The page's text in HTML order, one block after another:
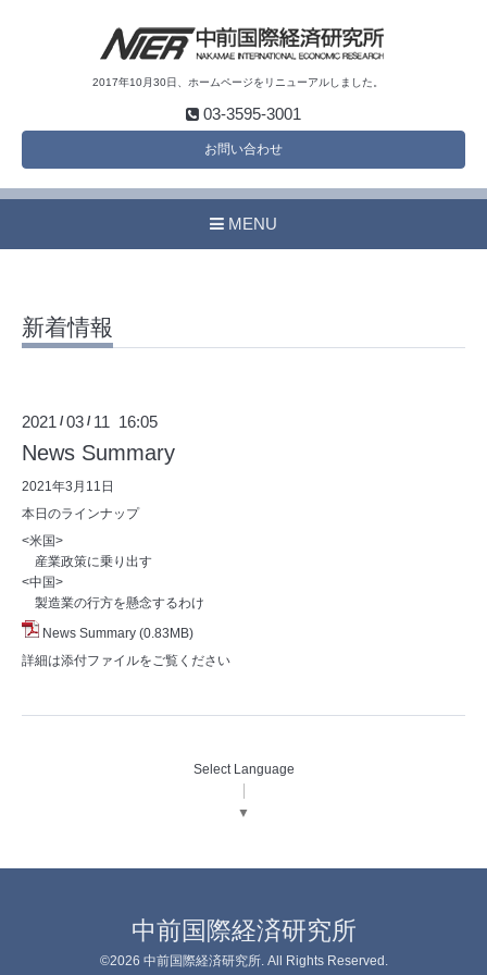
2017年10月30日、ホームページをリニューアルしました。
03-3595-3001
お問い合わせ
MENU
新着情報
2021 /03 / 11 16:05
News Summary
2021年3月11日
本日のラインナップ
<米国>
産業政策に乗り出す
<中国>
製造業の行方を懸念するわけ
News Summary (0.83MB)
詳細は添付ファイルをご覧ください
Select Language
▼
中前国際経済研究所
©2026 中前国際経済研究所. All Rights Reserved.